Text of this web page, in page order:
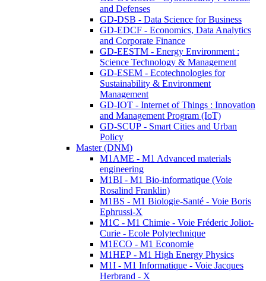
and Defenses
GD-DSB - Data Science for Business
GD-EDCF - Economics, Data Analytics
and Corporate Finance
GD-EESTM - Energy Environment :
Science Technology & Management
GD-ESEM - Ecotechnologies for
Sustainability & Environment
Management
GD-IOT - Internet of Things : Innovation
and Management Program (IoT)
GD-SCUP - Smart Cities and Urban
Policy
Master (DNM)
M1AME - M1 Advanced materials
engineering
M1BI - M1 Bio-informatique (Voie
Rosalind Franklin)
M1BS - M1 Biologie-Santé - Voie Boris
Ephrussi-X
M1C - M1 Chimie - Voie Fréderic Joliot-
Curie - Ecole Polytechnique
M1ECO - M1 Economie
M1HEP - M1 High Energy Physics
M1I - M1 Informatique - Voie Jacques
Herbrand - X